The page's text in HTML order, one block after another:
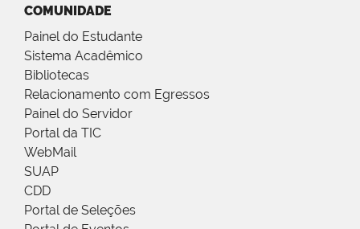
COMUNIDADE
Painel do Estudante
Sistema Acadêmico
Bibliotecas
Relacionamento com Egressos
Painel do Servidor
Portal da TIC
WebMail
SUAP
CDD
Portal de Seleções